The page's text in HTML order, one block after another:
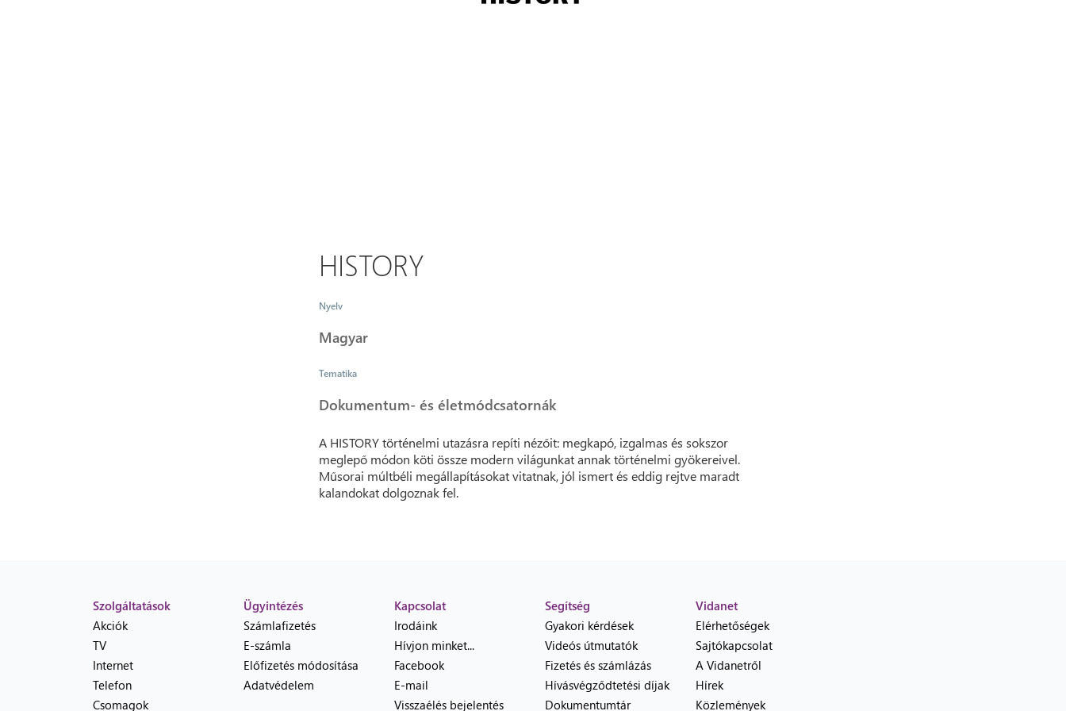
HISTORY
Nyelv
Magyar
Tematika
Dokumentum- és életmódcsatornák
A HISTORY történelmi utazásra repíti nézőit: megkapó, izgalmas és sokszor
meglepő módon köti össze modern világunkat annak történelmi gyökereivel.
Műsorai múltbéli megállapításokat vitatnak, jól ismert és eddig rejtve maradt
kalandokat dolgoznak fel.
Szolgáltatások
Akciók
TV
Internet
Telefon
Csomagok
Ügyintézés
Számlafizetés
E-számla
Előfizetés módosítása
Adatvédelem
Kapcsolat
Irodáink
Hívjon minket...
Facebook
E-mail
Visszaélés bejelentés
Segítség
Gyakori kérdések
Videós útmutatók
Fizetés és számlázás
Hívásvégződtetési díjak
Dokumentumtár
Vidanet
Elérhetőségek
Sajtókapcsolat
A Vidanetről
Hírek
Közlemények